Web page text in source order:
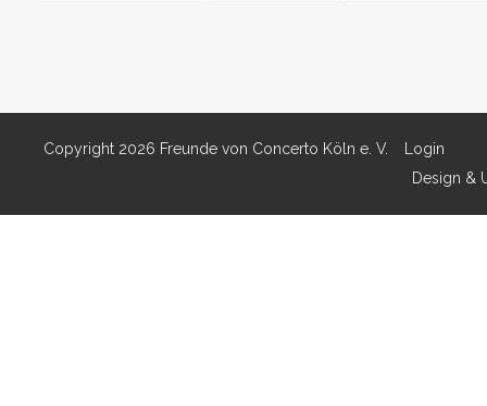
Copyright 2026 Freunde von Concerto Köln e. V.
Login
Design &